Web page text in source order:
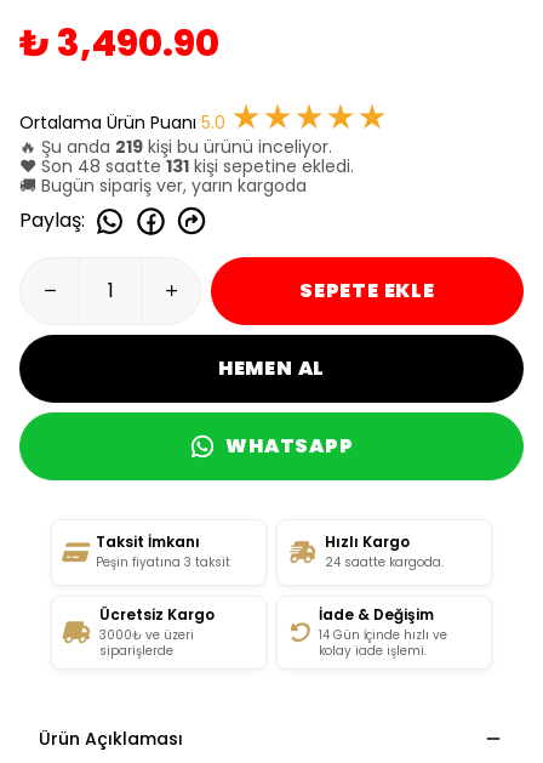
₺ 3,490.90
Ortalama Ürün Puanı 5.0 ★★★★★
🔥 Şu anda 219 kişi bu ürünü inceliyor.
❤️ Son 48 saatte131 kişi sepetine ekledi.
🚚 Bugün sipariş ver, yarın kargoda
Paylaş:
SEPETE EKLE
HEMEN AL
WHATSAPP
Taksit İmkanı
Peşin fiyatına 3 taksit
Hızlı Kargo
24 saatte kargoda.
Ücretsiz Kargo
3000₺ ve üzeri
siparişlerde
İade & Değişim
14 Gün İçinde hızlı ve
kolay iade işlemi.
Ürün Açıklaması